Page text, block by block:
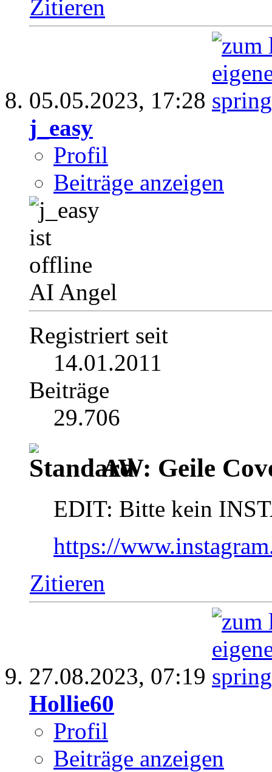
Zitieren
05.05.2023, 17:28
j_easy
Profil
Beiträge anzeigen
AI Angel
Registriert seit
14.01.2011
Beiträge
29.706
AW: Geile
EDIT: Bitte kein
https://
Zitieren
27.08.2023, 07:19
Hollie60
Profil
Beiträge anzeigen